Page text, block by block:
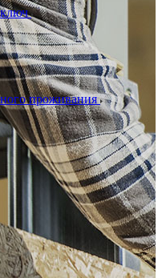
ключ
проживания